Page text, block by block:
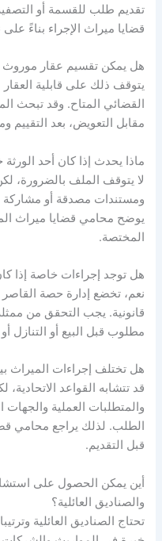
تقديم طلب للقسمة أو
قضايا ميراث الإجراء بناءً
هل يمكن تقسيم عقار موروث
يتوقف ذلك على قابلية
القضائي المتاح. وقد تبحث
مقابل التعويض، بعد
ماذا يحدث إذا كان أحد الورثة
لا يتوقف الملف بالضرورة،
ومستندات مصدقة أو مشاركة
يوضح محامي قضايا ميراث
المختصة.
هل توجد إجراءات خاصة إذا
نعم، تخضع إدارة حصة
قانونية. يجب التحقق من
مطلوب قبل البيع أو التنازل
هل تختلف إجراءات الميراث
قد تتشابه القواعد
والمتطلبات العملية
الطلب. لذلك يراجع محامي
قبل التقديم.
أين يمكن الحصول على
والصناديق العائلية؟
تحتاج الصناديق العائلية